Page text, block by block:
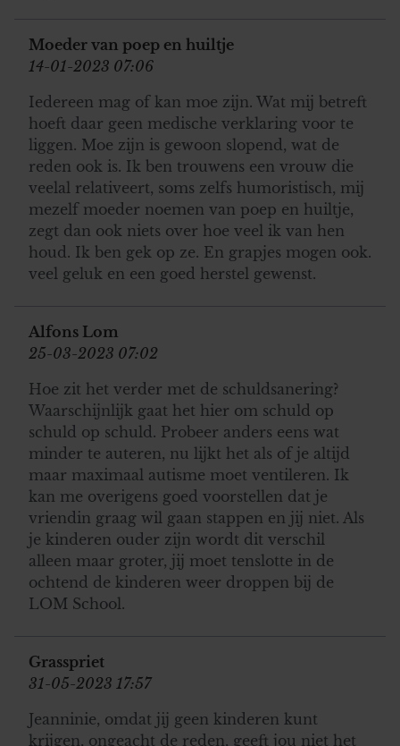
Moeder van poep en huiltje
14-01-2023 07:06
Iedereen mag of kan moe zijn. Wat mij betreft
hoeft daar geen medische verklaring voor te
liggen. Moe zijn is gewoon slopend, wat de
reden ook is. Ik ben trouwens een vrouw die
veelal relativeert, soms zelfs humoristisch, mij
mezelf moeder noemen van poep en huiltje,
zegt dan ook niets over hoe veel ik van hen
houd. Ik ben gek op ze. En grapjes mogen ook.
veel geluk en een goed herstel gewenst.
Alfons Lom
25-03-2023 07:02
Hoe zit het verder met de schuldsanering?
Waarschijnlijk gaat het hier om schuld op
schuld op schuld. Probeer anders eens wat
minder te auteren, nu lijkt het als of je altijd
maar maximaal autisme moet ventileren. Ik
kan me overigens goed voorstellen dat je
vriendin graag wil gaan stappen en jij niet. Als
je kinderen ouder zijn wordt dit verschil
alleen maar groter, jij moet tenslotte in de
ochtend de kinderen weer droppen bij de
LOM School.
Grasspriet
31-05-2023 17:57
Jeanninie, omdat jij geen kinderen kunt
krijgen, ongeacht de reden, geeft jou niet het